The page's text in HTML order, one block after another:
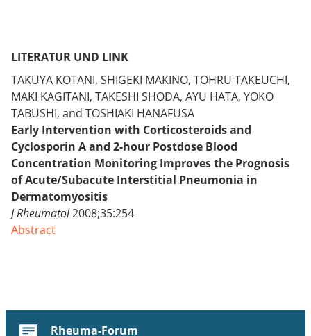
LITERATUR UND LINK
TAKUYA KOTANI, SHIGEKI MAKINO, TOHRU TAKEUCHI,
MAKI KAGITANI, TAKESHI SHODA, AYU HATA, YOKO
TABUSHI, and TOSHIAKI HANAFUSA
Early Intervention with Corticosteroids and
Cyclosporin A and 2-hour Postdose Blood
Concentration Monitoring Improves the Prognosis
of Acute/Subacute Interstitial Pneumonia in
Dermatomyositis
J Rheumatol2008;35:254
Abstract
Rheuma-Forum